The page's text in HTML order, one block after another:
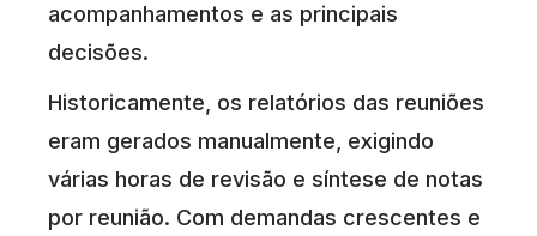
acompanhamentos e as principais
decisões.
Historicamente, os relatórios das reuniões
eram gerados manualmente, exigindo
várias horas de revisão e síntese de notas
por reunião. Com demandas crescentes e